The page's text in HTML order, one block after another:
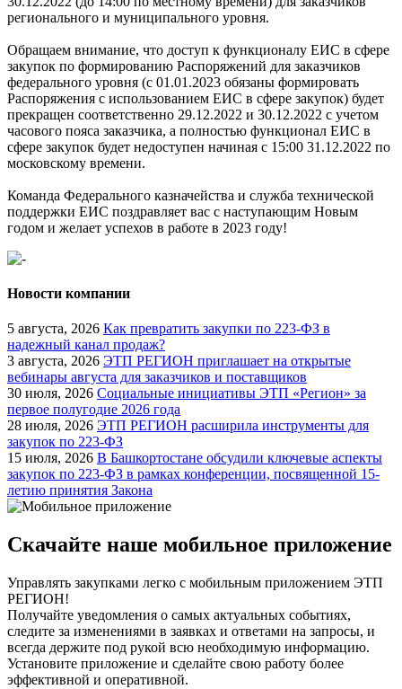
регионального и муниципального уровня.
Обращаем внимание, что доступ к функционалу ЕИС в сфере
закупок по формированию Распоряжений для заказчиков
федерального уровня (с 01.01.2023 обязаны формировать
Распоряжения с использованием ЕИС в сфере закупок) будет
прекращен соответственно 29.12.2022 и 30.12.2022 с учетом
часового пояса заказчика, а полностью функционал ЕИС в
сфере закупок будет недоступен начиная с 15:00 31.12.2022 по
московскому времени.
Команда Федерального казначейства и служба технической
поддержки ЕИС поздравляет вас с наступающим Новым
годом и желает успехов в работе в 2023 году!
Новости компании
5 августа, 2026 Как превратить закупки по 223-ФЗ в
надежный канал продаж?
3 августа, 2026 ЭТП РЕГИОН приглашает на открытые
вебинары августа для заказчиков и поставщиков
30 июля, 2026 Социальные инициативы ЭТП «Регион» за
первое полугодие 2026 года
28 июля, 2026 ЭТП РЕГИОН расширила инструменты для
закупок по 223-ФЗ
15 июля, 2026 В Башкортостане обсудили ключевые аспекты
закупок по 223-ФЗ в рамках конференции, посвященной 15-
летию принятия Закона
Скачайте наше мобильное приложение
Управлять закупками легко с мобильным приложением ЭТП
РЕГИОН!
Получайте уведомления о самых актуальных событиях,
следите за изменениями в заявках и ответами на запросы, и
всегда держите под рукой всю необходимую информацию.
Установите приложение и сделайте свою работу более
эффективной и оперативной.